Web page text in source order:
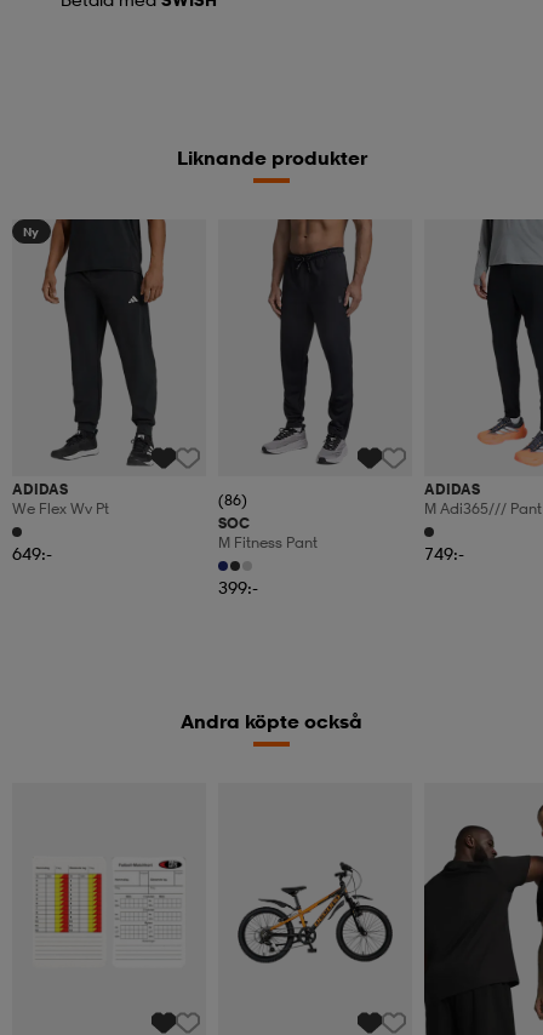
Liknande produkter
Ny
ADIDAS
We Flex Wv Pt
649:-
(86)
SOC
M Fitness Pant
399:-
ADIDAS
M Adi365/// Pant
749:-
Andra köpte också